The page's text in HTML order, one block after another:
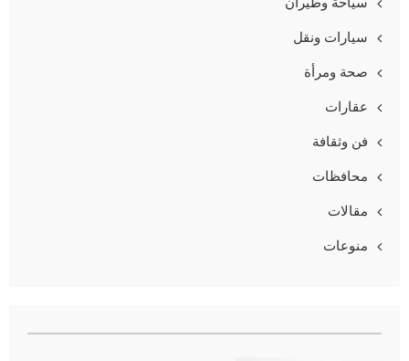
سياحة وطيران
سيارات ونقل
صحة ومرأة
عقارات
فن وثقافة
محافظات
مقالات
منوعات